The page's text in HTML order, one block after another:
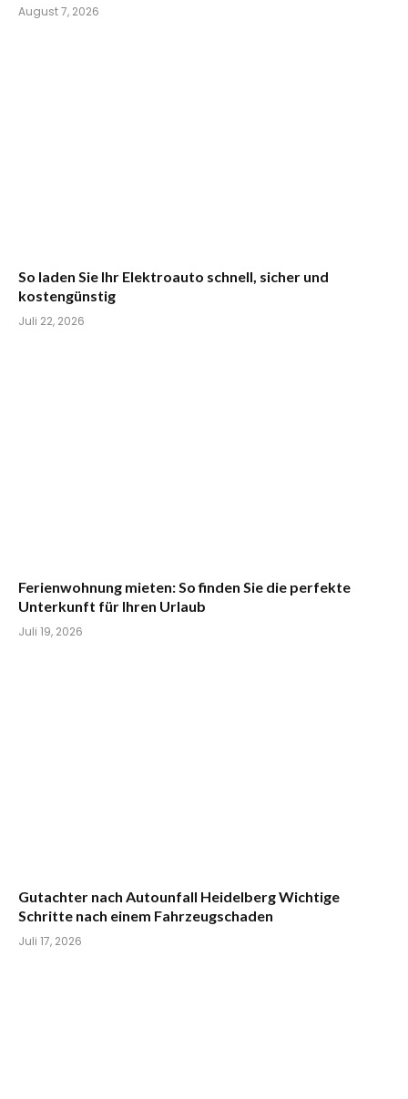
August 7, 2026
So laden Sie Ihr Elektroauto schnell, sicher und
kostengünstig
Juli 22, 2026
Ferienwohnung mieten: So finden Sie die perfekte
Unterkunft für Ihren Urlaub
Juli 19, 2026
Gutachter nach Autounfall Heidelberg Wichtige
Schritte nach einem Fahrzeugschaden
Juli 17, 2026